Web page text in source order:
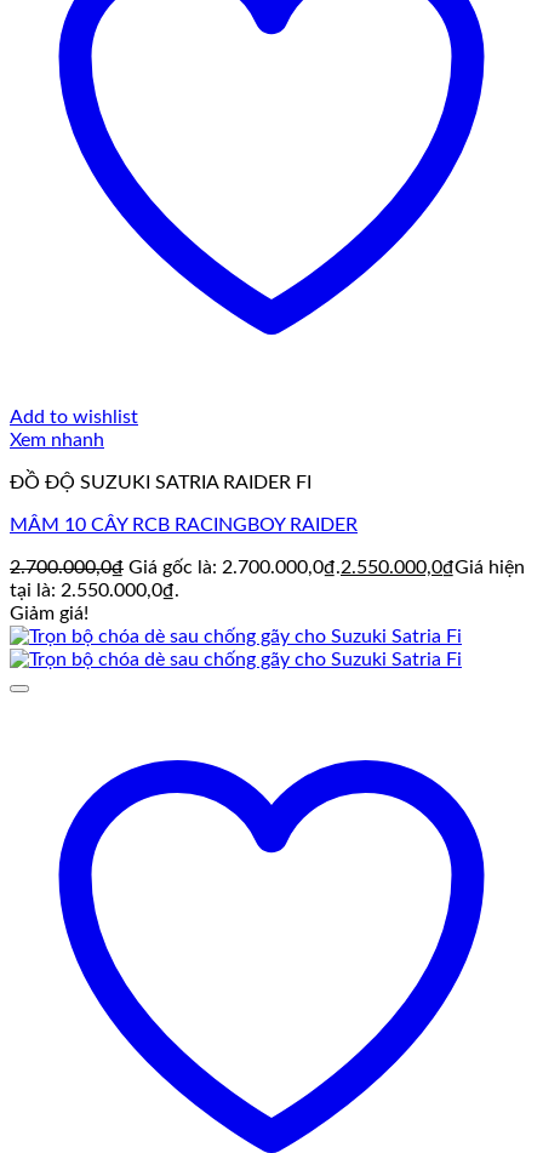
Add to wishlist
Xem nhanh
ĐỒ ĐỘ SUZUKI SATRIA RAIDER FI
MÂM 10 CÂY RCB RACINGBOY RAIDER
2.700.000,0₫ Giá gốc là: 2.700.000,0₫.2.550.000,0₫Giá hiện
tại là: 2.550.000,0₫.
Giảm giá!